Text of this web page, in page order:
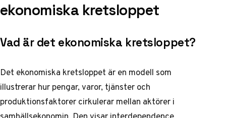
ekonomiska kretsloppet
Vad är det ekonomiska kretsloppet?
Det ekonomiska kretsloppet är en modell som
illustrerar hur pengar, varor, tjänster och
produktionsfaktorer cirkulerar mellan aktörer i